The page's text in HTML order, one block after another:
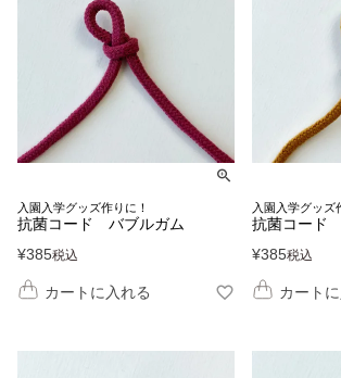
入園入学グッズ作りに！
抗菌コード バブルガム
¥385税込
カートに入れる
入園入学グッズ
抗菌コード
¥385税込
カート